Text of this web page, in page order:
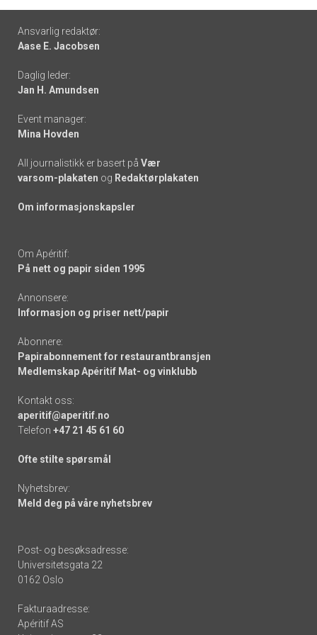
Footer
-
links
Ansvarlig redaktør:
Aase E. Jacobsen
Daglig leder:
Jan H. Amundsen
Event manager:
Mina Hovden
All journalistikk er basert på Vær
varsom-plakaten og Redaktørplakaten
Om informasjonskapsler
Om Apéritif:
På nett og papir siden 1995
Annonsere:
Informasjon og priser nett/papir
Abonnere:
Papirabonnement for restaurantbransjen
Medlemskap Apéritif Mat- og vinklubb
Kontakt oss:
aperitif@aperitif.no
Telefon +47 21 45 61 60
Ofte stilte spørsmål
Nyhetsbrev:
Meld deg på våre nyhetsbrev
Post- og besøksadresse:
Universitetsgata 22
0162 Oslo
Fakturaadresse:
Apéritif AS